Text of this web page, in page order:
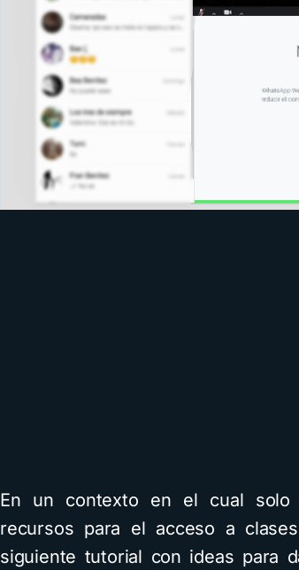
En un contexto en el cual solo
recursos para el acceso a
siguiente tutorial con ideas para